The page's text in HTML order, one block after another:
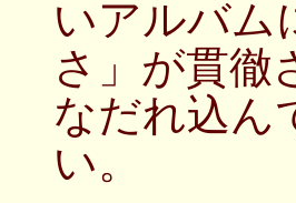
いアルバム
さ」が貫徹
なだれ込ん
い。